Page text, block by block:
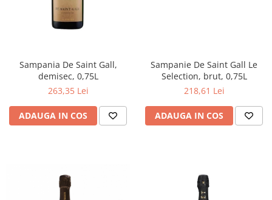
Sampania De Saint Gall,
demisec, 0,75L
263,35 Lei
ADAUGA IN COS
Sampanie De Saint Gall Le
Selection, brut, 0,75L
218,61 Lei
ADAUGA IN COS